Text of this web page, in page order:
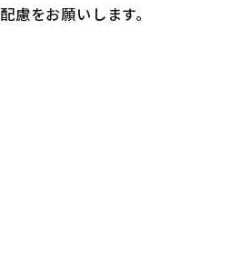
をお願いします。